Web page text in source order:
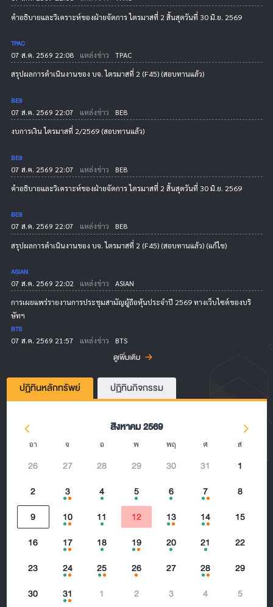
คำอธิบายและวิเคราะห์ของฝ่ายจัดการ ไตรมาสที่ 2 สิ้นสุดวันที่ 30 มิ.ย. 2569
TPAC
07 ส.ค. 2569 22:08 แหล่งข่าว
TPAC
สรุปผลการดำเนินงานของ บจ. ไตรมาสที่ 2 (F45) (สอบทานแล้ว)
BE8
07 ส.ค. 2569 22:07 แหล่งข่าว
BE8
งบการเงิน ไตรมาสที่ 2/2569 (สอบทานแล้ว)
BE8
07 ส.ค. 2569 22:07 แหล่งข่าว
BE8
คำอธิบายและวิเคราะห์ของฝ่ายจัดการ ไตรมาสที่ 2 สิ้นสุดวันที่ 30 มิ.ย. 2569
BE8
07 ส.ค. 2569 22:07 แหล่งข่าว
BE8
สรุปผลการดำเนินงานของ บจ. ไตรมาสที่ 2 (F45) (สอบทานแล้ว) (แก้ไข)
ASIAN
07 ส.ค. 2569 22:02 แหล่งข่าว
ASIAN
การเผยแพร่รายงานการประชุมสามัญผู้ถือหุ้นประจำปี 2569 ทางเว็บไซต์ของบริ
ษัทฯ
BTS
07 ส.ค. 2569 21:57 แหล่งข่าว BTS
ดูเพิ่มเติม
ปฏิทินหลักทรัพย์ ปฏิทินกิจกรรม
สิงหาคม 2569
อา จ อ พ พฤ ศ ส
26 27 28 29 30 31
1
2
3 4 5 6 7
8
9
10 11 12 13 14
15
16
17 18 19 20 21
22
23
24 25 26 27 28
29
30
31 1 2 3 4 5